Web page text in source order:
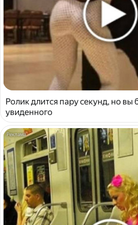
Ролик длится пару секунд, но вы
увиденного